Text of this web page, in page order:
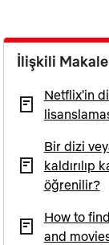
İlişkili
Netflix'in
Bir dizi
kaldırılıp
öğrenilir?
How to
and